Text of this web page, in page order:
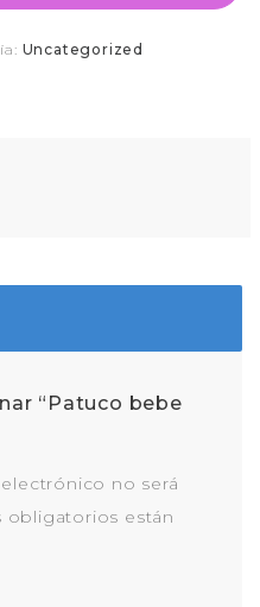
Uncategorized
“Patuco bebe
no será
obligatorios están